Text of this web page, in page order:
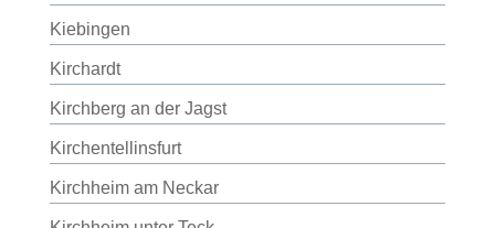
Kiebingen
Kirchardt
Kirchberg an der Jagst
Kirchentellinsfurt
Kirchheim am Neckar